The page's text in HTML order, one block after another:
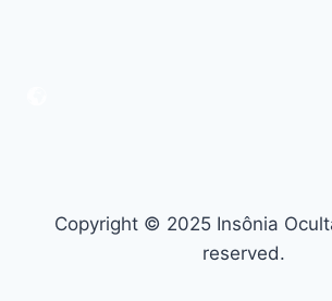
Copyright © 2025 Insônia
reserved.